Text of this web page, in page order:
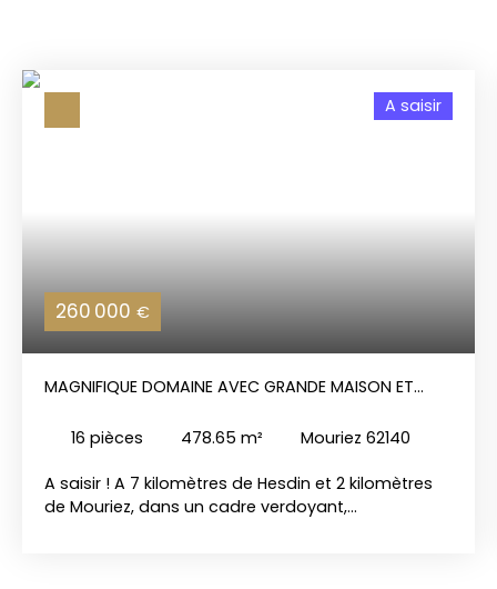
260 000 €
A saisir
MAGNIFIQUE DOMAINE AVEC GRANDE MAISON ET
16 pièces 478.65 m² Mouriez 62140
A saisir ! A 7 kilomètres de Hesdin et 2 kilomètres
de Mouriez, dans un cadre verdoyant,